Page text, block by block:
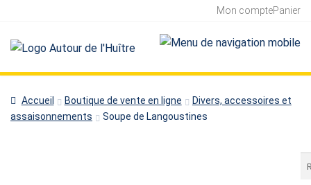
Mon comptePanier
Accueil Boutique de vente en ligne
Divers, accessoires et
assaisonnements
Soupe de Langoustines